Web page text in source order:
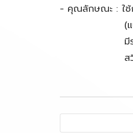
- คุณลักษณะ : ใช้
(แบบเตะว
มีระบบ
สวิสต์ปรั